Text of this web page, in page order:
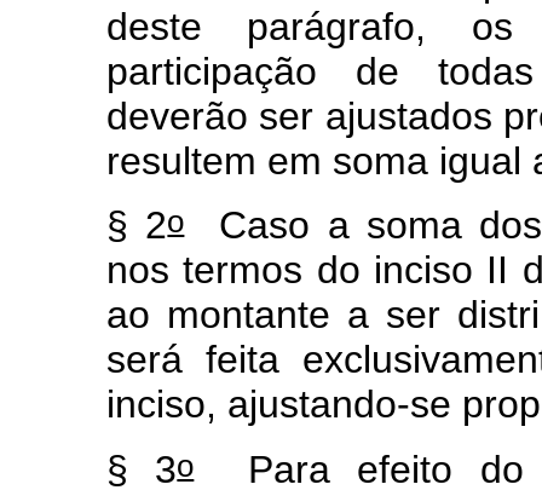
deste parágrafo, os
participação de
deverão ser ajustados
resultem em soma igual
§ 2oCaso a soma dos
nos termos do inciso II
ao montante a ser
será feita
inciso, ajustando-se
§ 3oPara efeito do